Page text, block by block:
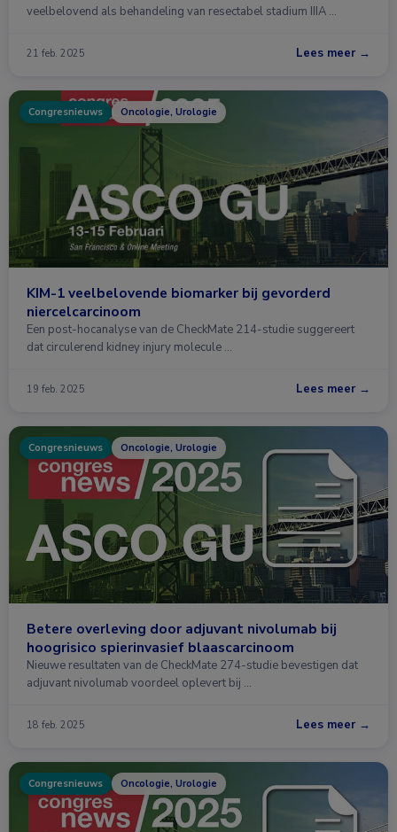
veelbelovend als behandeling van resectabel stadium IIIA …
21 feb. 2025 Lees meer →
Congresnieuws Oncologie, Urologie
KIM-1 veelbelovende biomarker bij gevorderd
niercelcarcinoom
Een post-hocanalyse van de CheckMate 214-studie suggereert
dat circulerend kidney injury molecule …
19 feb. 2025 Lees meer →
Congresnieuws Oncologie, Urologie
Betere overleving door adjuvant nivolumab bij
hoogrisico spierinvasief blaascarcinoom
Nieuwe resultaten van de CheckMate 274-studie bevestigen dat
adjuvant nivolumab voordeel oplevert bij …
18 feb. 2025 Lees meer →
Congresnieuws Oncologie, Urologie